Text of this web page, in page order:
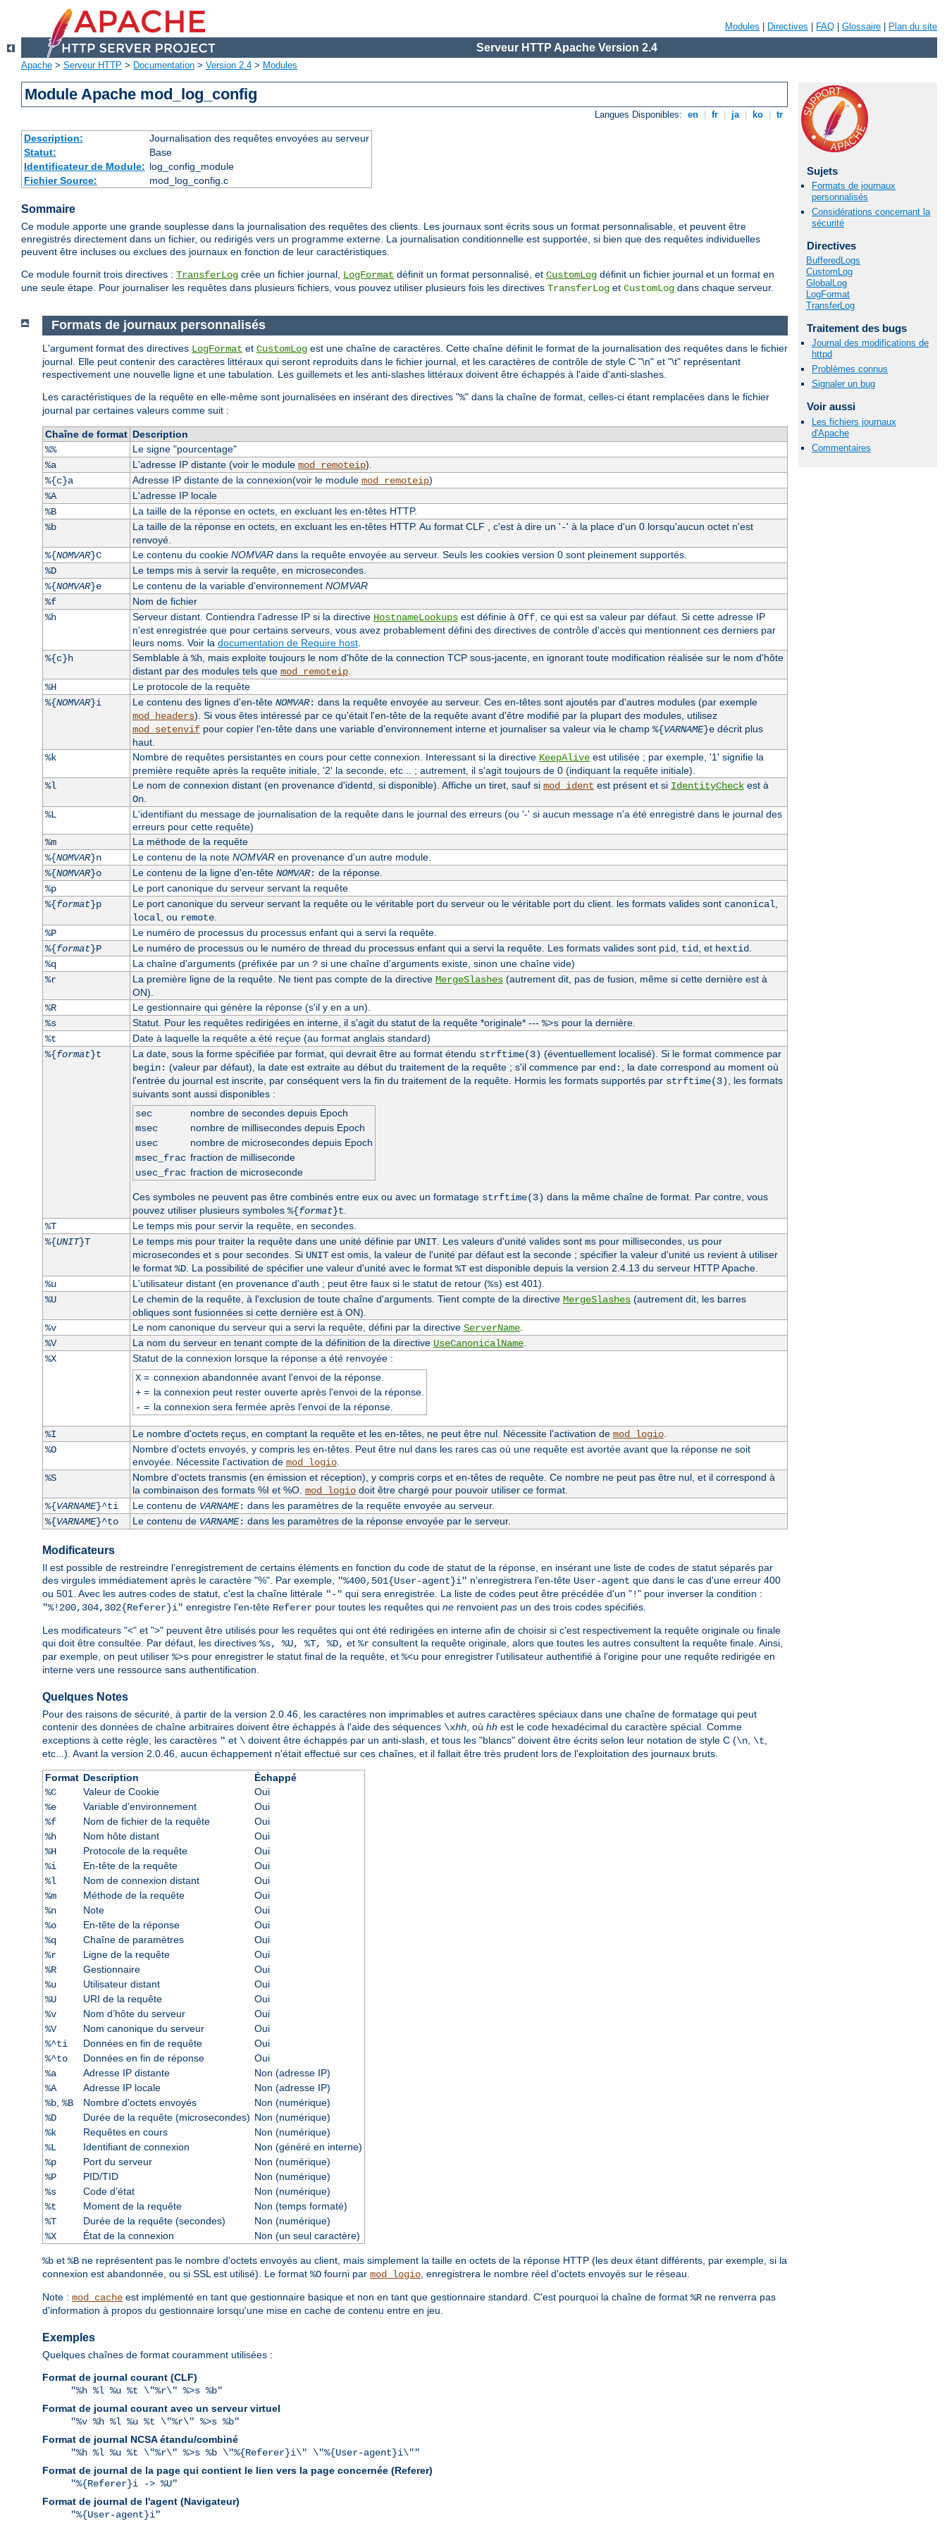
Modules Directives FAQ Glossaire Plan du site
Serveur HTTP Apache Version 2.4
Apache > Serveur HTTP > Documentation > Version 2.4 > Modules
Module Apache mod_log_config
Langues Disponibles: en fr ja ko tr
Description:
Journalisation des requêtes envoyées au serveur
Statut:
Base
Identificateur de Module: log_config_module
Fichier Source:
mod_log_config.c
Sommaire
Ce module apporte une grande souplesse dans la journalisation des requêtes des clients. Les journaux sont écrits sous un format personnalisable, et peuvent être
enregistrés directement dans un fichier, ou redirigés vers un programme externe. La journalisation conditionnelle est supportée, si bien que des requêtes individuelles
peuvent être incluses ou exclues des journaux en fonction de leur caractéristiques.
Ce module fournit trois directives : TransferLog crée un fichier journal, LogFormat définit un format personnalisé, et CustomLog définit un fichier journal et un format en
une seule étape. Pour journaliser les requêtes dans plusieurs fichiers, vous pouvez utiliser plusieurs fois les directives TransferLog et CustomLog dans chaque serveur.
Sujets
Formats de journaux
personnalisés
Considérations concernant la
sécurité
Directives
BufferedLogs
CustomLog
GlobalLog
LogFormat
TransferLog
Traitement des bugs
Journal des modifications de
httpd
Problèmes connus
Signaler un bug
Voir aussi
Les fichiers journaux
d'Apache
Commentaires
Formats de journaux personnalisés
L'argument format des directives LogFormat et CustomLog est une chaîne de caractères. Cette chaîne définit le format de la journalisation des requêtes dans le fichier
journal. Elle peut contenir des caractères littéraux qui seront reproduits dans le fichier journal, et les caractères de contrôle de style C "\n" et "\t" représentant
respectivement une nouvelle ligne et une tabulation. Les guillemets et les anti-slashes littéraux doivent être échappés à l'aide d'anti-slashes.
Les caractéristiques de la requête en elle-même sont journalisées en insérant des directives "%" dans la chaîne de format, celles-ci étant remplacées dans le fichier
journal par certaines valeurs comme suit :
Chaîne de format Description
%%
Le signe "pourcentage"
%a
L'adresse IP distante (voir le module mod_remoteip).
%{c}a
Adresse IP distante de la connexion(voir le module mod_remoteip)
%A
L'adresse IP locale
%B
La taille de la réponse en octets, en excluant les en-têtes HTTP.
%b
La taille de la réponse en octets, en excluant les en-têtes HTTP. Au format CLF , c'est à dire un '-' à la place d'un 0 lorsqu'aucun octet n'est
renvoyé.
%{NOMVAR}C Le contenu du cookie NOMVARdans la requête envoyée au serveur. Seuls les cookies version 0 sont pleinement supportés.
%D
Le temps mis à servir la requête, en microsecondes.
%{NOMVAR}e Le contenu de la variable d'environnement NOMVAR
%f
Nom de fichier
%h
Serveur distant. Contiendra l'adresse IP si la directive HostnameLookupsest définie à Off, ce qui est sa valeur par défaut. Si cette adresse IP
n'est enregistrée que pour certains serveurs, vous avez probablement défini des directives de contrôle d'accès qui mentionnent ces derniers par
leurs noms. Voir la documentation de Require host.
%{c}h
Semblable à %h, mais exploite toujours le nom d'hôte de la connection TCP sous-jacente, en ignorant toute modification réalisée sur le nom d'hôte
distant par des modules tels que mod_remoteip.
%H
Le protocole de la requête
%{NOMVAR}i Le contenu des lignes d'en-tête NOMVAR: dans la requête envoyée au serveur. Ces en-têtes sont ajoutés par d'autres modules (par exemple
mod_headers). Si vous êtes intéressé par ce qu'était l'en-tête de la requête avant d'être modifié par la plupart des modules, utilisez
mod_setenvifpour copier l'en-tête dans une variable d'environnement interne et journaliser sa valeur via le champ %{VARNAME}edécrit plus
haut.
%k
Nombre de requêtes persistantes en cours pour cette connexion. Interessant si la directive KeepAliveest utilisée ; par exemple, '1' signifie la
première requête après la requête initiale, '2' la seconde, etc... ; autrement, il s'agit toujours de 0 (indiquant la requête initiale).
%l
Le nom de connexion distant (en provenance d'identd, si disponible). Affiche un tiret, sauf si mod_ident est présent et si IdentityCheckest à
On.
%L
L'identifiant du message de journalisation de la requête dans le journal des erreurs (ou '-' si aucun message n'a été enregistré dans le journal des
erreurs pour cette requête)
%m
La méthode de la requête
%{NOMVAR}n Le contenu de la note NOMVARen provenance d'un autre module.
%{NOMVAR}o Le contenu de la ligne d'en-tête NOMVAR: de la réponse.
%p
Le port canonique du serveur servant la requête
%{format}p Le port canonique du serveur servant la requête ou le véritable port du serveur ou le véritable port du client. les formats valides sont canonical
local , ou remote.
%P
Le numéro de processus du processus enfant qui a servi la requête.
%{format}P Le numéro de processus ou le numéro de thread du processus enfant qui a servi la requête. Les formats valides sont pid, tid, et hextid.
%q
La chaîne d'arguments (préfixée par un ?si une chaîne d'arguments existe, sinon une chaîne vide)
%r
La première ligne de la requête. Ne tient pas compte de la directive MergeSlashes(autrement dit, pas de fusion, même si cette dernière est à
ON).
%R
Le gestionnaire qui génère la réponse (s'il y en a un).
%s
Statut. Pour les requêtes redirigées en interne, il s'agit du statut de la requête *originale* --- %>spour la dernière.
%t
Date à laquelle la requête a été reçue (au format anglais standard)
%{format}t La date, sous la forme spécifiée par format, qui devrait être au format étendu strftime(3) (éventuellement localisé). Si le format commence par
begin: (valeur par défaut), la date est extraite au début du traitement de la requête ; s'il commence par end:
, la date correspond au moment où
l'entrée du journal est inscrite, par conséquent vers la fin du traitement de la requête. Hormis les formats supportés par strftime(3)
, les formats
suivants sont aussi disponibles :
sec
nombre de secondes depuis Epoch
msec
nombre de millisecondes depuis Epoch
usec
nombre de microsecondes depuis Epoch
msec_frac fraction de milliseconde
usec_frac fraction de microseconde
Ces symboles ne peuvent pas être combinés entre eux ou avec un formatage strftime(3) dans la même chaîne de format. Par contre, vous
pouvez utiliser plusieurs symboles %{format}t
%T
Le temps mis pour servir la requête, en secondes.
%{UNIT}T Le temps mis pour traiter la requête dans une unité définie par UNIT. Les valeurs d'unité valides sont mspour millisecondes, uspour
microsecondes et spour secondes. Si UNITest omis, la valeur de l'unité par défaut est la seconde ; spécifier la valeur d'unité usrevient à utiliser
le format %D. La possibilité de spécifier une valeur d'unité avec le format %Test disponible depuis la version 2.4.13 du serveur HTTP Apache.
%u
L'utilisateur distant (en provenance d'auth ; peut être faux si le statut de retour (%s) est 401).
%U
Le chemin de la requête, à l'exclusion de toute chaîne d'arguments. Tient compte de la directive MergeSlashes(autrement dit, les barres
obliques sont fusionnées si cette dernière est à ON).
%v
Le nom canonique du serveur qui a servi la requête, défini par la directive ServerName.
%V
La nom du serveur en tenant compte de la définition de la directive UseCanonicalName.
%X
Statut de la connexion lorsque la réponse a été renvoyée :
X= connexion abandonnée avant l'envoi de la réponse.
+= la connexion peut rester ouverte après l'envoi de la réponse.
- = la connexion sera fermée après l'envoi de la réponse.
%I Le nombre d'octets reçus, en comptant la requête et les en-têtes, ne peut être nul. Nécessite l'activation de mod_logio.
%O
Nombre d'octets envoyés, y compris les en-têtes. Peut être nul dans les rares cas où une requête est avortée avant que la réponse ne soit
envoyée. Nécessite l'activation de mod_logio.
%S
Nombre d'octets transmis (en émission et réception), y compris corps et en-têtes de requête. Ce nombre ne peut pas être nul, et il correspond à
la combinaison des formats %I et %O. mod_logiodoit être chargé pour pouvoir utiliser ce format.
%{VARNAME}^ti Le contenu de VARNAME: dans les paramètres de la requête envoyée au serveur.
%{VARNAME}^to Le contenu de VARNAME: dans les paramètres de la réponse envoyée par le serveur.
Modificateurs
Il est possible de restreindre l'enregistrement de certains éléments en fonction du code de statut de la réponse, en insérant une liste de codes de statut séparés par
des virgules immédiatement après le caractère "%". Par exemple,
"%400,501{User-agent}i" n'enregistrera l'en-tête User-agent que dans le cas d'une erreur 400
ou 501. Avec les autres codes de statut, c'est la chaîne littérale "-" qui sera enregistrée. La liste de codes peut être précédée d'un "!" pour inverser la condition :
"%!200,304,302{Referer}i" enregistre l'en-tête Referer pour toutes les requêtes qui ne renvoient pas un des trois codes spécifiés.
Les modificateurs "<" et ">" peuvent être utilisés pour les requêtes qui ont été redirigées en interne afin de choisir si c'est respectivement la requête originale ou finale
qui doit être consultée. Par défaut, les directives %s, %U, %T, %D, et %r consultent la requête originale, alors que toutes les autres consultent la requête finale. Ainsi,
par exemple, on peut utiliser %>s pour enregistrer le statut final de la requête, et %<u pour enregistrer l'utilisateur authentifié à l'origine pour une requête redirigée en
interne vers une ressource sans authentification.
Quelques Notes
Pour des raisons de sécurité, à partir de la version 2.0.46, les caractères non imprimables et autres caractères spéciaux dans une chaîne de formatage qui peut
contenir des données de chaîne arbitraires doivent être échappés à l'aide des séquences \xhh, où hh est le code hexadécimal du caractère spécial. Comme
exceptions à cette règle, les caractères " et \ doivent être échappés par un anti-slash, et tous les "blancs" doivent être écrits selon leur notation de style C (\n, \t,
etc...). Avant la version 2.0.46, aucun échappement n'était effectué sur ces chaînes, et il fallait être très prudent lors de l'exploitation des journaux bruts.
Format Description
Échappé
%C
Valeur de Cookie
Oui
%e
Variable d’environnement
Oui
%f
Nom de fichier de la requête
Oui
%h
Nom hôte distant
Oui
%H
Protocole de la requête
Oui
%i
En-tête de la requête
Oui
%l
Nom de connexion distant
Oui
%m
Méthode de la requête
Oui
%n
Note
Oui
%o
En-tête de la réponse
Oui
%q
Chaîne de paramètres
Oui
%r
Ligne de la requête
Oui
%R
Gestionnaire
Oui
%u
Utilisateur distant
Oui
%U
URI de la requête
Oui
%v
Nom d’hôte du serveur
Oui
%V
Nom canonique du serveur
Oui
%^ti
Données en fin de requête
Oui
%^to
Données en fin de réponse
Oui
%a
Adresse IP distante
Non (adresse IP)
%A
Adresse IP locale
Non (adresse IP)
%b, %B Nombre d’octets envoyés
Non (numérique)
%D
Durée de la requête (microsecondes) Non (numérique)
%k
Requêtes en cours
Non (numérique)
%L
Identifiant de connexion
Non (généré en interne)
%p
Port du serveur
Non (numérique)
%P
PID/TID
Non (numérique)
%s
Code d’état
Non (numérique)
%t
Moment de la requête
Non (temps formaté)
%T
Durée de la requête (secondes)
Non (numérique)
%X
État de la connexion Non (un seul caractère)
%b et %B ne représentent pas le nombre d'octets envoyés au client, mais simplement la taille en octets de la réponse HTTP (les deux étant différents, par exemple, si la
connexion est abandonnée, ou si SSL est utilisé). Le format %O fourni par mod_logio, enregistrera le nombre réel d'octets envoyés sur le réseau.
Note : mod_cache est implémenté en tant que gestionnaire basique et non en tant que gestionnaire standard. C'est pourquoi la chaîne de format %R ne renverra pas
d'information à propos du gestionnaire lorsqu'une mise en cache de contenu entre en jeu.
Exemples
Quelques chaînes de format couramment utilisées :
Format de journal courant (CLF)
"%h %l %u %t \"%r\" %>s %b"
Format de journal courant avec un serveur virtuel
"%v %h %l %u %t \"%r\" %>s %b"
Format de journal NCSA étandu/combiné
"%h %l %u %t \"%r\" %>s %b \"%{Referer}i\" \"%{User-agent}i\""
Format de journal de la page qui contient le lien vers la page concernée (Referer)
"%{Referer}i -> %U"
Format de journal de l'agent (Navigateur)
"%{User-agent}i"